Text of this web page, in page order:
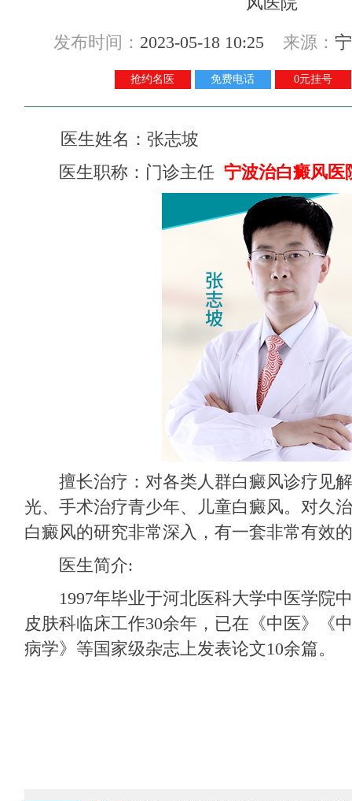
发布时间： 2023-05-18 10:25 来源：
抢约名医 免费电话 0元挂号
医生姓名： 张志坡
医生职称： 门诊主任 宁波治白癜风医
擅长治疗：对各类人群白癜风诊疗见
光、手术治疗青少年、儿童白癜风。对久
白癜风的研究非常深入，有一套非常有效
医生简介:
1997年毕业于河北医科大学中医学院
皮肤科临床工作30余年，已在《中医》《
病学》等国家级杂志上发表论文10余篇。